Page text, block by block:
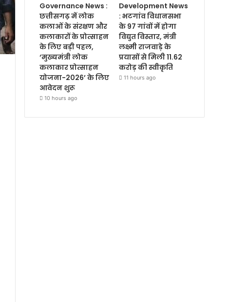
Governance News :
छत्तीसगढ़ में लोक
कलाओं के संरक्षण और
कलाकारों के प्रोत्साहन
के लिए बड़ी पहल,
‘मुख्यमंत्री लोक
कलाकार प्रोत्साहन
योजना-2026’ के लिए
आवेदन शुरू
10 hours ago
Development News
: भटगांव विधानसभा
के 97 गांवों में होगा
विद्युत विस्तार, मंत्री
लक्ष्मी राजवाड़े के
प्रयासों से मिली 11.62
करोड़ की स्वीकृति
11 hours ago